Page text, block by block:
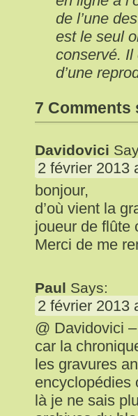
de l’une
est le seul
conservé. Il
d’une
7 Comments
Davidovici
2 février 2013
bonjour,
d’où vient la
joueur de flûte
Merci de me
Paul Says:
2 février 2013
@ Davidovici
car la
les gravures
encyclopédies
là je ne sais